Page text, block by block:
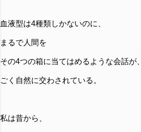
血液型は4種類しかないのに、
まるで人間を
その4つの箱に当てはめるような会話が、
ごく自然に交わされている。
私は昔から、